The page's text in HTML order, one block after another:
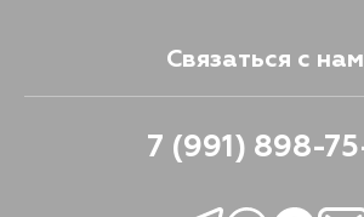
Связаться с
7 (991) 898-